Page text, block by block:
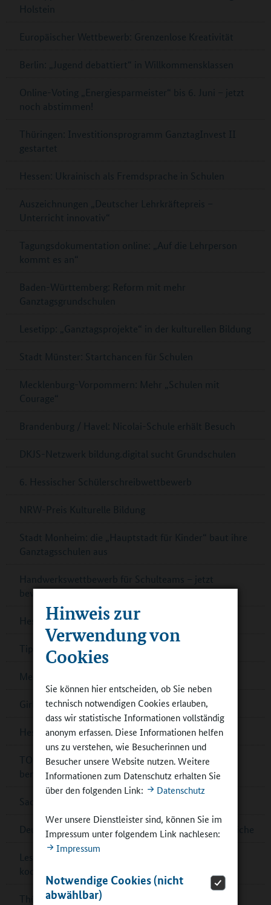
Hinweis zur
Verwendung von
Cookies
Sie können hier entscheiden, ob Sie neben
technisch notwendigen Cookies erlauben,
dass wir statistische Informationen vollständig
anonym erfassen. Diese Informationen helfen
uns zu verstehen, wie Besucherinnen und
Besucher unsere Website nutzen. Weitere
Informationen zum Datenschutz erhalten Sie
über den folgenden Link:
Datenschutz
Wer unsere Dienstleister sind, können Sie im
Impressum unter folgendem Link nachlesen:
Impressum
Notwendige Cookies (nicht
abwählbar)
Holstein
Europäischer Wettbewerb: Grenzenlose Kreativität
Berlin: „Jugend debattiert“ in Willkommensklassen
Online-Voting „Energiesparmeister“ bis 6. Juni – jetzt
noch abstimmen!
Thüringen: Investitionsprogramm GanztagInvest II
gestartet
Hessen: Ukrainisch als Fremdsprache in Schulen
Auszeichnungen „Deutscher Lehrkräftepreis –
Unterricht innovativ“
Tagungsdokumentation online: „Auf die Lehrperson
kommt es an“
Baden-Württemberg: Reform mit mehr
Ganztagsgrundschulen
Lesetipp: „Ganztagsprojekte“ in der kulturellen Bildung
Stadt Münster: Startchancen für Schulen
Mecklenburg-Vorpommern: Mehr „Schulen mit
Courage“
Brandenburg / Havel: Nicolai-Schule erhält Besuch
DKJS-Netzwerk bildung.digital sucht Grundschulen
6. Hessischer Schülerschreibwettbewerb
NRW-Preis Kulturelle Bildung
Stadt Monheim: die „Hauptstadt für Kinder“ baut ihre
Ganztagsschulen aus
Handwerkswettbewerb für Schulteams – jetzt
bewerben!
Hessen: Förderung für Zirkusprojekte
Tipps: Filmbildung in der Ganztagsschule
Mecklenburg-Vorpommern: „Theater in Sicht“
Girls’Day und Boys’Day mit Teilnehmendenrekord
Hessen: IHK-Schulpreis für sieben Schulen
TOP-20-Schulen für Deutschen Schulpreis 2024
benannt
Sachsen-Anhalt: Außerschulische Lernorte
Deutsche Sportjugend: Online-Umfrage für Jugendliche
Lesetipp: Raum- und Flächengestaltung im
kooperativen Ganztag
Thüringen: Preis für Schulbibliotheken – jetzt noch